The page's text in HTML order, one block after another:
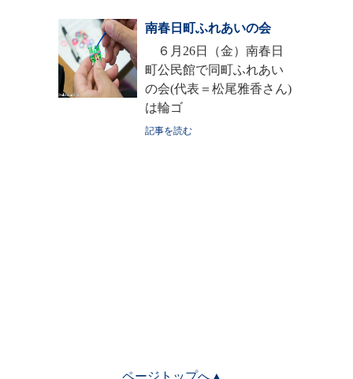
南春日町ふれあいの会
６月26日（金）南春日
町公民館で同町ふれあい
の会(代表＝松尾雅香さん)
は輪ゴ
記事を読む
ページトップへ▲